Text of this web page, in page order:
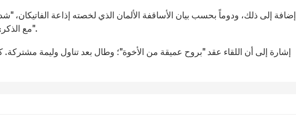
إضافة إلى ذلك، ودوماً بحسب بيان الأساقفة الألمان الذي لخصته إذاعة الفاتيكان،
مع الذكرى الخمسين للمجمع الفاتيكاني الثاني".
إشارة إلى أن اللقاء عقد "بروح عميقة من الأخوة"؛ وطال بعد تناول وليمة